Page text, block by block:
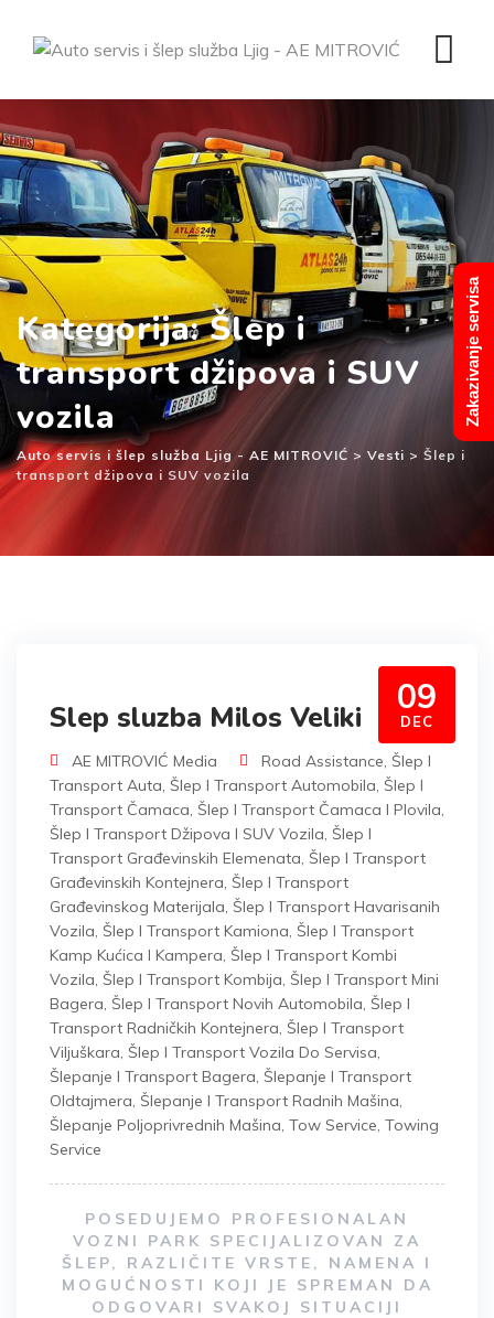
Kategorija: Šlep i
transport džipova i SUV
vozila
Auto servis i šlep služba Ljig - AE MITROVIĆ > Vesti > Šlep i
transport džipova i SUV vozila
09
DEC
Slep sluzba Milos Veliki
AE MITROVIĆ Media Road Assistance, Šlep I
Transport Auta, Šlep I Transport Automobila, Šlep I
Transport Čamaca, Šlep I Transport Čamaca I Plovila,
Šlep I Transport Džipova I SUV Vozila, Šlep I
Transport Građevinskih Elemenata, Šlep I Transport
Građevinskih Kontejnera, Šlep I Transport
Građevinskog Materijala, Šlep I Transport Havarisanih
Vozila, Šlep I Transport Kamiona, Šlep I Transport
Kamp Kućica I Kampera, Šlep I Transport Kombi
Vozila, Šlep I Transport Kombija, Šlep I Transport Mini
Bagera, Šlep I Transport Novih Automobila, Šlep I
Transport Radničkih Kontejnera, Šlep I Transport
Viljuškara, Šlep I Transport Vozila Do Servisa,
Šlepanje I Transport Bagera, Šlepanje I Transport
Oldtajmera, Šlepanje I Transport Radnih Mašina,
Šlepanje Poljoprivrednih Mašina, Tow Service, Towing
Service
POSEDUJEMO PROFESIONALAN
VOZNI PARK SPECIJALIZOVAN ZA
ŠLEP, RAZLIČITE VRSTE, NAMENA I
MOGUĆNOSTI KOJI JE SPREMAN DA
ODGOVARI SVAKOJ SITUACIJI
Zakazivanje servisa